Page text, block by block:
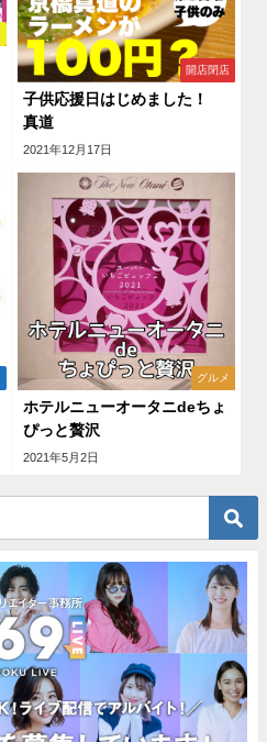
開店閉店
子供応援日はじめました！
真道
2021年12月17日
グルメ
ホテルニューオータニdeちょ
ぴっと贅沢
2021年5月2日